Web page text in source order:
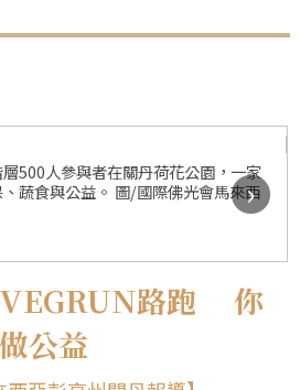
500人參與者在關丹荷花公園，一家
蔬食與公益。 圖/國際佛光會馬來西
›
VEGRUN路跑 你
公益